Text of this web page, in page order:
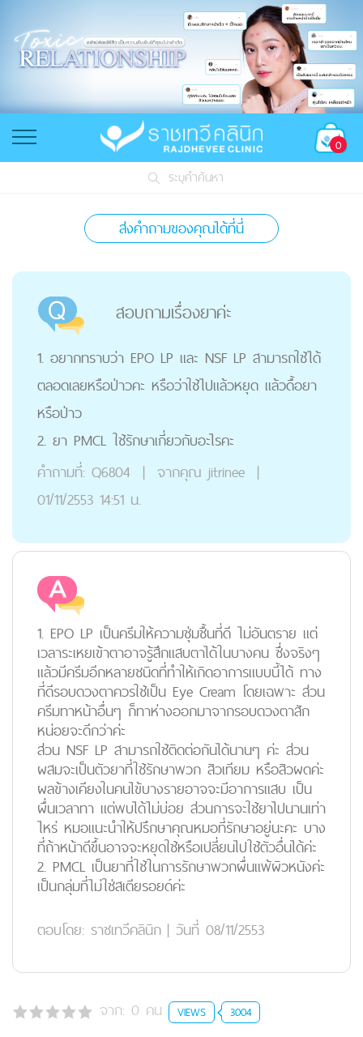
0
ระบุคำค้นหา
ส่งคำถามของคุณได้ที่นี่
สอบถามเรื่องยาค่ะ
1. อยากทราบว่า EPO LP และ NSF LP สามารถใช้ได้
ตลอดเลยหรือป่าวคะ หรือว่าใช้ไปแล้วหยุด แล้วดื้อยา
หรือป่าว
2. ยา PMCL ใช้รักษาเกี่ยวกับอะไรคะ
คำถามที่: Q6804 | จากคุณ jitrinee |
01/11/2553 14:51 น.
1. EPO LP เป็นครีมให้ความชุ่มชื้นที่ดี ไม่อันตราย แต่
เวลาระเหยเข้าตาอาจรู้สึกแสบตาได้ในบางคน ซึ่งจริงๆ
แล้วมีครีมอีกหลายชนิดที่ทำให้เกิดอาการแบบนี้ได้ ทาง
ที่ดีรอบดวงตาควรใช้เป็น Eye Cream โดยเฉพาะ ส่วน
ครีมทาหน้าอื่นๆ ก็ทาห่างออกมาจากรอบดวงตาสัก
หน่อยจะดีกว่าค่ะ
ส่วน NSF LP สามารถใช้ติดต่อกันได้นานๆ ค่ะ ส่วน
ผสมจะเป็นตัวยาที่ใช้รักษาพวก สิวเทียม หรือสิวผดค่ะ
ผลข้างเคียงในคนไข้บางรายอาจจะมีอาการแสบ เป็น
ผื่นเวลาทา แต่พบได้ไม่บ่อย ส่วนการจะใช้ยาไปนานเท่า
ไหร่ หมอแนะนำให้ปรึกษาคุณหมอที่รักษาอยู่นะคะ บาง
ที่ถ้าหน้าดีขึ้นอาจจะหยุดใช้หรือเปลี่ยนไปใช้ตัวอื่นได้ค่ะ
2. PMCL เป็นยาที่ใช้ในการรักษาพวกผื่นแพ้ผิวหนังค่ะ
เป็นกลุ่มที่ไม่ใช่สเตียรอยด์ค่ะ
ตอบโดย: ราชเทวีคลินิก | วันที่ 08/11/2553
จาก: 0 คน VIEWS 3004